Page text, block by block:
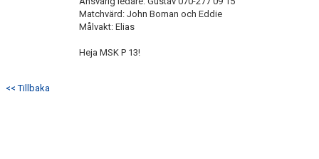
Matchvärd: John Boman och Eddie
Målvakt: Elias
Heja MSK P 13!
<< Tillbaka